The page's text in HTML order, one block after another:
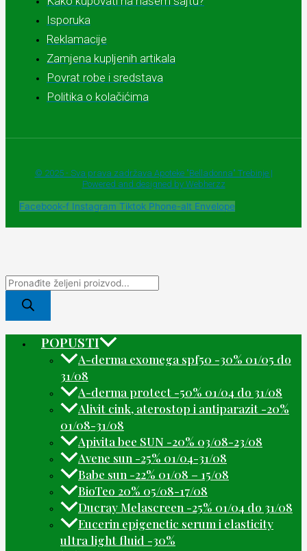
Isporuka
Reklamacije
Zamjena kupljenih artikala
Povrat robe i sredstava
Politika o kolačićima
© 2025 - Sva prava zadržava Apoteke "Belladonna" Trebinje |
Powered and designed by Webherzz
Facebook-f Instagram Tiktok Phone-alt Envelope
POPUSTI
A-derma exomega spf50 -30% 01/05 do
31/08
A-derma protect -50% 01/04 do 31/08
Alivit cink, aterostop i antiparazit -20%
01/08-31/08
Apivita bee SUN -20% 03/08-23/08
Avene sun -25% 01/04-31/08
Babe sun -22% 01/08 – 15/08
BioTeo 20% 05/08-17/08
Ducray Melascreen -25% 01/04 do 31/08
Eucerin epigenetic serum i elasticity
ultra light fluid -30%